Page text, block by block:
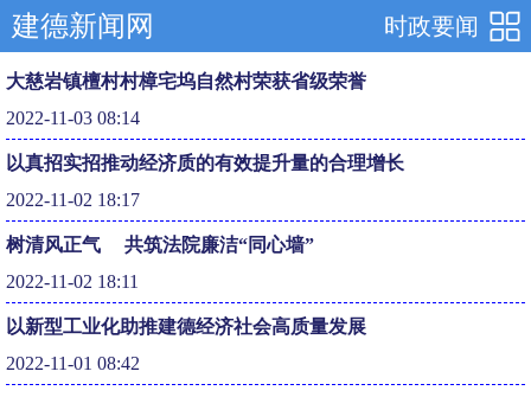
时政要闻
建德新闻网
大慈岩镇檀村村樟宅坞自然村荣获省级荣誉
2022-11-03 08:14
以真招实招推动经济质的有效提升量的合理增长
2022-11-02 18:17
树清风正气 共筑法院廉洁“同心墙”
2022-11-02 18:11
以新型工业化助推建德经济社会高质量发展
2022-11-01 08:42